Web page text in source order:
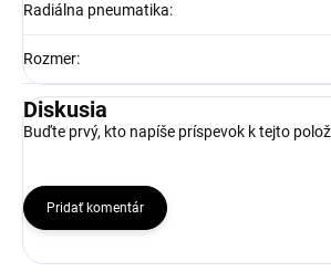
Radiálna pneumatika:
Rozmer:
Diskusia
Buďte prvý, kto napíše príspevok k tejto
Pridať komentár